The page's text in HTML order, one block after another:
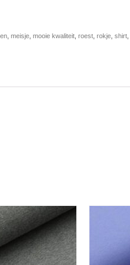
, meisje, mooie kwaliteit, roest, rokje, shirt,